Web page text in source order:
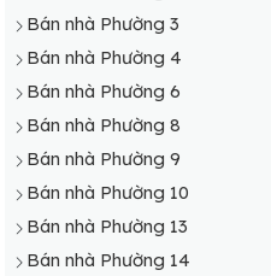
Bán nhà Phường 3
Bán nhà Phường 4
Bán nhà Phường 6
Bán nhà Phường 8
Bán nhà Phường 9
Bán nhà Phường 10
Bán nhà Phường 13
Bán nhà Phường 14